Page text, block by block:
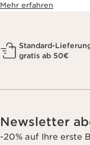
Mehr erfahren
Standard-
gratis ab 50€
Newsletter
-20% auf Ihre erste